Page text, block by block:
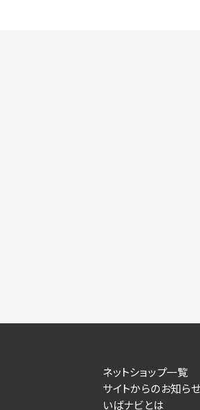
ネットショップ一覧
サイトからのお知らせ
いばナビとは